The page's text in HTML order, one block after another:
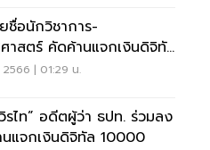
ชื่อนักวิชาการ-
าสตร์ คัดค้านแจกเงินดิจิทัล
บาท| 01:29 น.
รไท” อดีตผู้ว่า ธปท. ร่วมลง
นแจกเงินดิจิทัล 10000